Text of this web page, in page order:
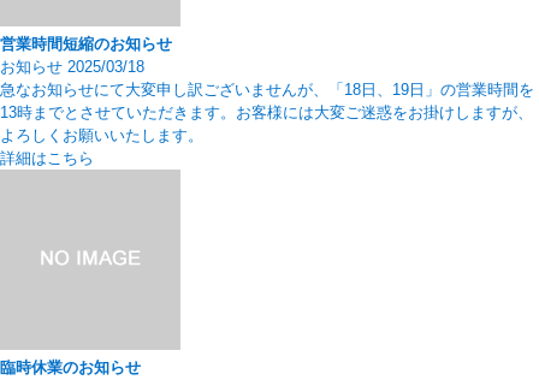
営業時間短縮のお知らせ
お知らせ 2025/03/18
急なお知らせにて大変申し訳ございませんが、「18日、19日」の営業時間を
13時までとさせていただきます。お客様には大変ご迷惑をお掛けしますが、
よろしくお願いいたします。
詳細はこちら
臨時休業のお知らせ